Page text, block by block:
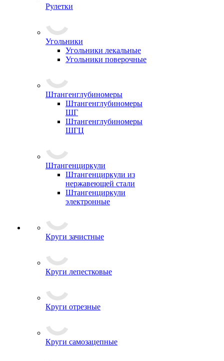
Рулетки
Угольники
Угольники лекальные
Угольники поверочные
Штангенглубиномеры
Штангенглубиномеры
ШГ
Штангенглубиномеры
ШГЦ
Штангенциркули
Штангенциркули из
нержавеющей стали
Штангенциркули
электронные
Круги зачистные
Круги лепестковые
Круги отрезные
Круги самозацепные